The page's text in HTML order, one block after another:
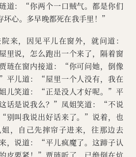
道：“你两个一口贼气。都是你们
坏心。多早晚都死在我手里！”
来，因见平儿在窗外，就问道：
里说，怎么跑出一个来了，隔着窗
琏在窗内接道：“你可问她，倒像
平儿道：“屋里一个人没有，我在
儿笑道：“正是没人才好呢。”平
话是说我么？”凤姐笑道：“不说
别叫我说出好话来了。”说着，也
，自己先摔帘子进来，往那边去
，说道：“平儿疯魔了。这蹄子认